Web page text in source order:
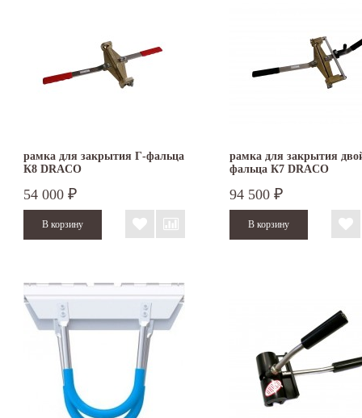
рамка для закрытия Г-фальца
К8 DRACO
54 000 ₽
рамка для закрытия
фальца К7 DRACO
94 500 ₽